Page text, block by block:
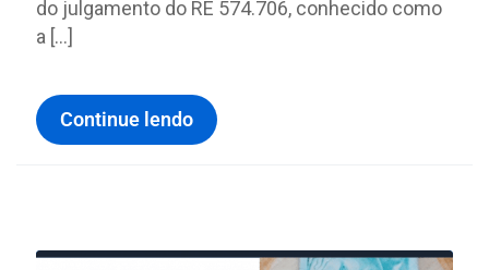
do julgamento do RE 574.706, conhecido como
a […]
Continue lendo